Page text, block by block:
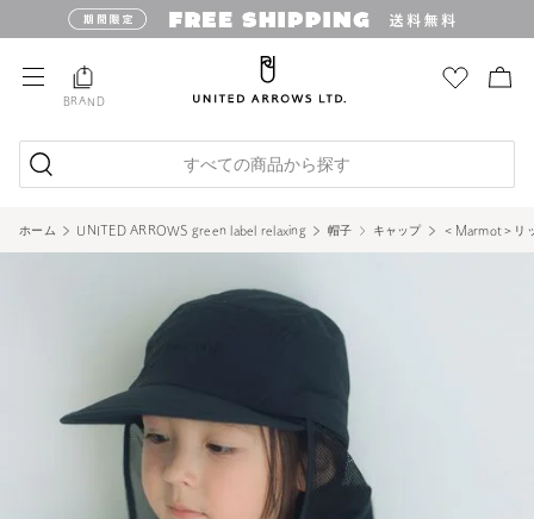
BRAND
すべての商品から探す
ホーム UNITED ARROWS green label relaxing 帽子 キャップ ＜Marmot＞リ